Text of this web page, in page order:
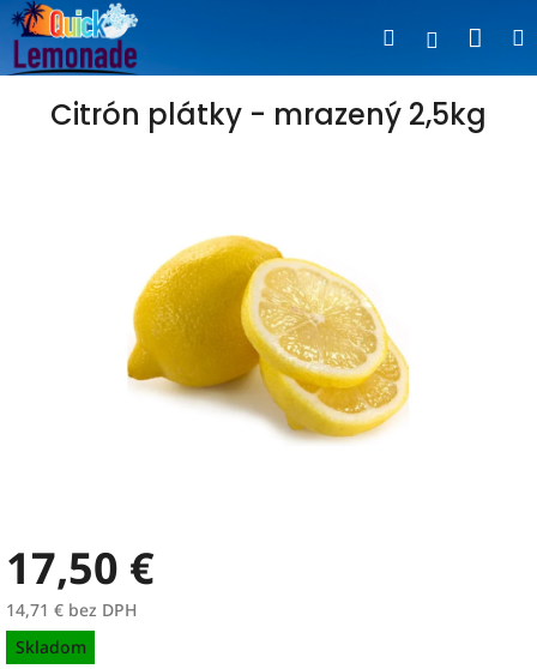
Prejsť
na
obsah
Hľadať
Citrón plátky - mrazený 2,5kg
17,50 €
14,71 € bez DPH
Jednotková
cena:
Skladom